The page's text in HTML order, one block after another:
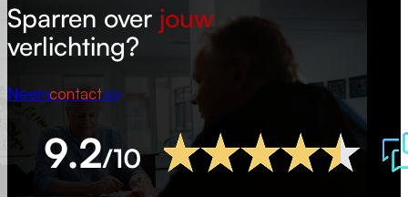
Sparren over jouw
verlichting?
Neemcontactop